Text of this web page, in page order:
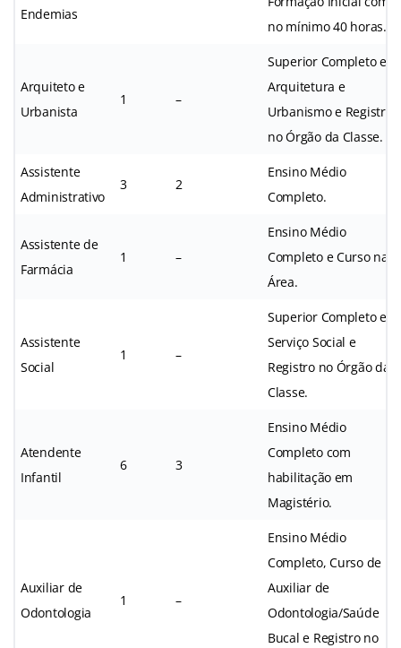
Endemias
no mínimo 40 horas.
Arquiteto e
Urbanista
1 –
Superior Completo em
Arquitetura e
Urbanismo e Registro
no Órgão da Classe.
Assistente
Administrativo
3 2
Ensino Médio
Completo.
Assistente de
Farmácia
1 –
Ensino Médio
Completo e Curso na
Área.
Assistente
Social
1 –
Superior Completo em
Serviço Social e
Registro no Órgão da
Classe.
Atendente
Infantil
6 3
Ensino Médio
Completo com
habilitação em
Magistério.
Auxiliar de
Odontologia
1 –
Ensino Médio
Completo, Curso de
Auxiliar de
Odontologia/Saúde
Bucal e Registro no